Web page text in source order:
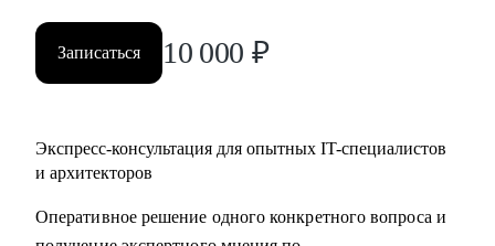
Записаться 10 000 ₽
Экспресс-консультация для опытных IT-специалистов
и архитекторов
Оперативное решение одного конкретного вопроса и